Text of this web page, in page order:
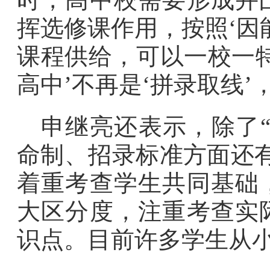
挥选修课作用，按照‘
课程供给，可以一校一
高中’不再是‘拼录取线’
申继亮还表示，除了
命制、招录标准方面还
着重考查学生共同基础
大区分度，注重考查
识点。目前许多学生从